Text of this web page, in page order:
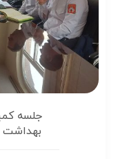
جلسه
بهداشت